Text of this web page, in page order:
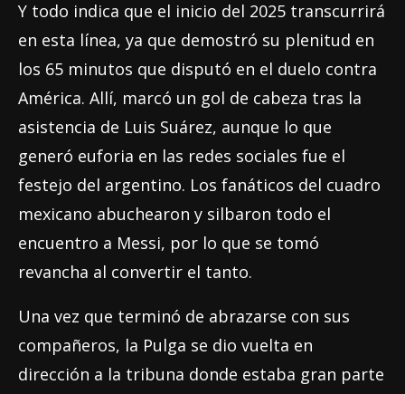
Y todo indica que el inicio del 2025 transcurrirá
en esta línea, ya que demostró su plenitud en
los 65 minutos que disputó en el duelo contra
América. Allí, marcó un gol de cabeza tras la
asistencia de Luis Suárez, aunque lo que
generó euforia en las redes sociales fue el
festejo del argentino. Los fanáticos del cuadro
mexicano abuchearon y silbaron todo el
encuentro a Messi, por lo que se tomó
revancha al convertir el tanto.
Una vez que terminó de abrazarse con sus
compañeros, la Pulga se dio vuelta en
dirección a la tribuna donde estaba gran parte